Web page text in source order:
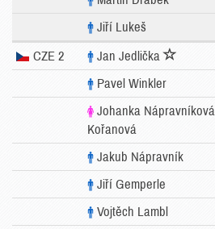
Jiří Lukeš
CZE 2 Jan Jedlička
Pavel Winkler
Johanka Nápravníková
Kořanová
Jakub Nápravník
Jiří Gemperle
Vojtěch Lambl